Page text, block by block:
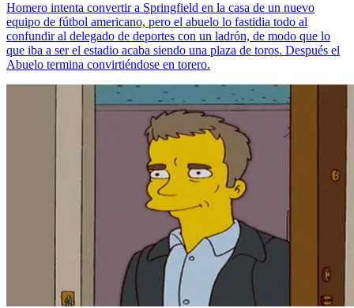
Homero intenta convertir a Springfield en la casa de un nuevo
equipo de fútbol americano, pero el abuelo lo fastidia todo al
confundir al delegado de deportes con un ladrón, de modo que lo
que iba a ser el estadio acaba siendo una plaza de toros. Después el
Abuelo termina convirtiéndose en torero.